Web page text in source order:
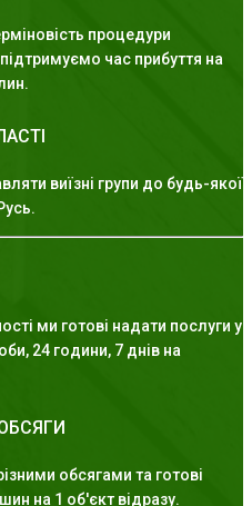
процедури
час прибуття на
виїзні групи до будь-якої
ми готові надати послуги у
24 години, 7 днів на
обсягами та готові
на 1 об'єкт відразу.